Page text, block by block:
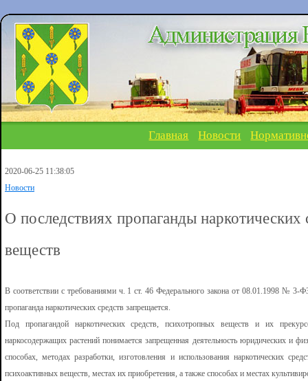
Главная Новости
2020-06-25 11:38:05
Новости
О последствиях пропаганды
веществ
В соответствии с требованиями ч. 1 ст. 46 Федерального закона от 08.01.1998 № 3-
пропаганда наркотических средств запрещается.
Под пропагандой наркотических средств, психотропных веществ и их
наркосодержащих растений понимается запрещенная деятельность юридических и
способах, методах разработки, изготовления и использования наркотических
психоактивных веществ, местах их приобретения, а также способах и местах